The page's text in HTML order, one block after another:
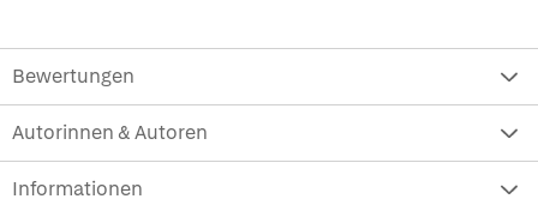
Bewertungen
Autorinnen & Autoren
Informationen